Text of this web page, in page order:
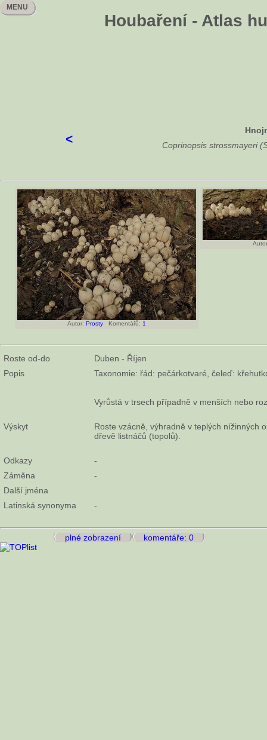
Houbaření - Atlas
MENU
<
Coprinopsis strossmayeri
Autor: Prosty Komentářů: 1
Roste od-do
Duben - Říjen
Popis
Taxonomie: řád: pečárkotvaré, čeleď:
Vyrůstá v trsech případně v menších nebo
Výskyt
Roste vzácně, výhradně v teplých nížinných
dřevě listnáčů (topolů).
Odkazy
-
Záměna
-
Další jména
Latinská synonyma
-